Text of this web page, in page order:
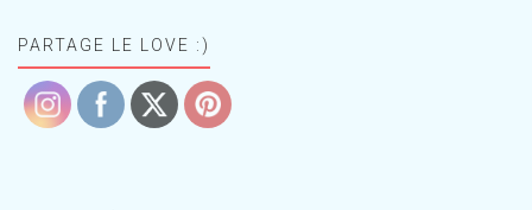
PARTAGE LE LOVE :)